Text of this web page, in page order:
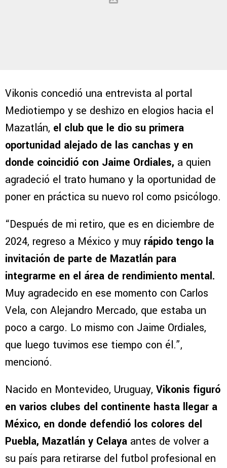
Vikonis concedió una entrevista al portal
Mediotiempo y se deshizo en elogios hacia el
Mazatlán, el club que le dio su primera
oportunidad alejado de las canchas y en
donde coincidió con Jaime Ordiales, a quien
agradeció el trato humano y la oportunidad de
poner en práctica su nuevo rol como psicólogo.
“Después de mi retiro, que es en diciembre de
2024, regreso a México y muy rápido tengo la
invitación de parte de Mazatlán para
integrarme en el área de rendimiento mental.
Muy agradecido en ese momento con Carlos
Vela, con Alejandro Mercado, que estaba un
poco a cargo. Lo mismo con Jaime Ordiales,
que luego tuvimos ese tiempo con él.”,
mencionó.
Nacido en Montevideo, Uruguay, Vikonis figuró
en varios clubes del continente hasta llegar a
México, en donde defendió los colores del
Puebla, Mazatlán y Celaya antes de volver a
su país para retirarse del futbol profesional en